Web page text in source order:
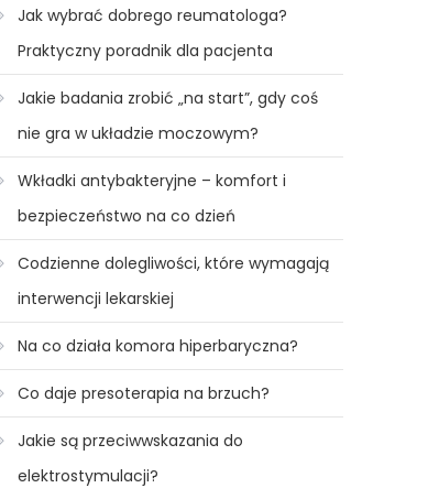
Jak wybrać dobrego reumatologa?
Praktyczny poradnik dla pacjenta
Jakie badania zrobić „na start”, gdy coś
nie gra w układzie moczowym?
Wkładki antybakteryjne – komfort i
bezpieczeństwo na co dzień
Codzienne dolegliwości, które wymagają
interwencji lekarskiej
Na co działa komora hiperbaryczna?
Co daje presoterapia na brzuch?
Jakie są przeciwwskazania do
elektrostymulacji?